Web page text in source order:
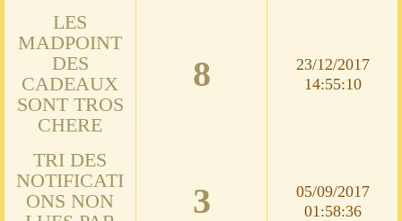
LES
MADPOINT
DES
CADEAUX
SONT TROS
CHERE
8
23/12/2017
14:55:10
TRI DES
NOTIFICATI
ONS NON
3
05/09/2017
01:58:36